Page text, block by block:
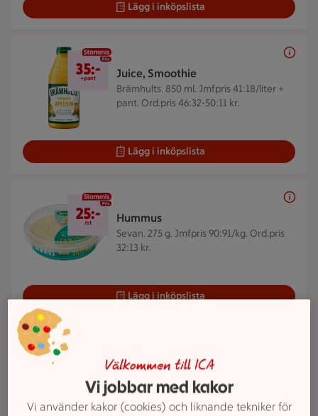
Lägg i inköpslista
Juice, Smoothie
Brämhults. 850 ml. Jmfpris 41:18/liter +
pant. Ord.pris 46:32-50:11 kr.
35 kr/+pant
35:-
+pant
Lägg i inköpslista
Hummus
Sevan. 275 g. Jmfpris 90:91/kg. Ord.pris
32:13 kr.
25 kr/st
25:-
/st
Lägg i inköpslista
ICAs reklamfilmer
Välkommen till ICA
Vi jobbar med kakor
Vi använder kakor (cookies) och liknande tekniker för